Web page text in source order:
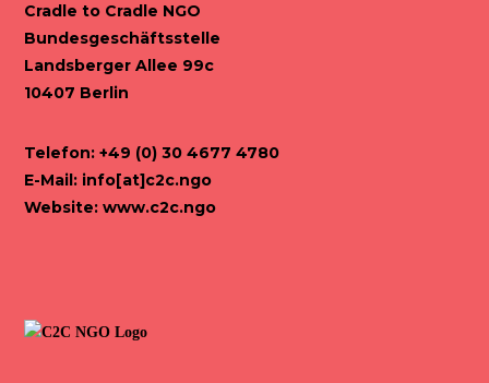
Cradle to Cradle NGO
Bundesgeschäftsstelle
Landsberger Allee 99c
10407 Berlin
Telefon: +49 (0) 30 4677 4780
E-Mail: info[at]c2c.ngo
Website:www.c2c.ngo